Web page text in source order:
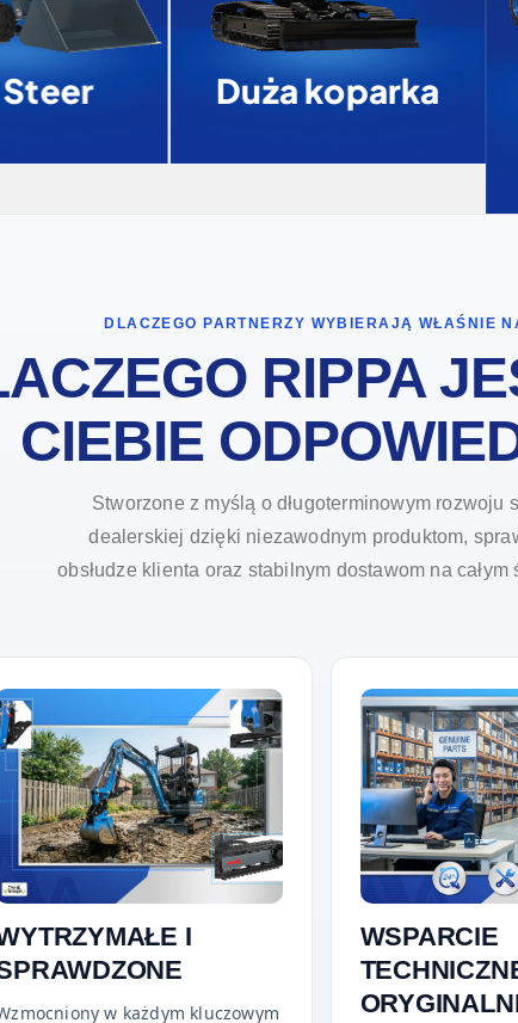
Duża koparka
DLACZEGO PARTNERZY WYBIERAJĄ WŁAŚNIE
RIPPA
CIEBIE
Stworzone z myślą o długoterminowym rozwoju
dealerskiej dzięki niezawodnym produktom,
obsłudze klienta oraz stabilnym dostawom na całym
I
w każdym kluczowym
WSPARCIE